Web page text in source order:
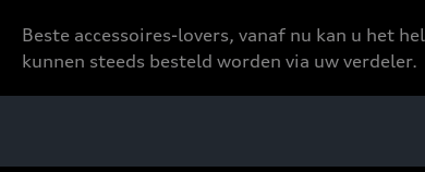
Beste accessoires-lovers, vanaf nu kan u het
kunnen steeds besteld worden via uw verdeler.